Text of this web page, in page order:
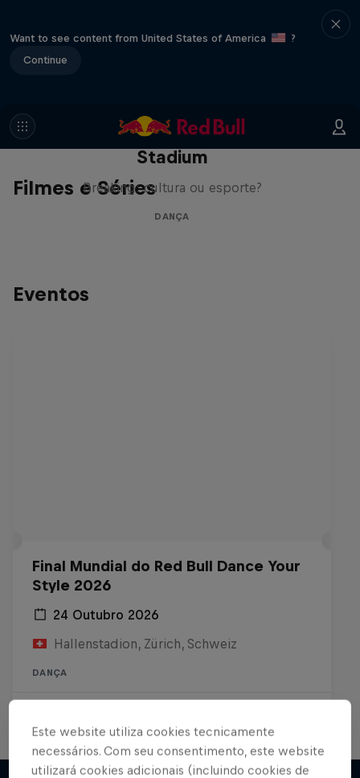
Want to see content from United States of America
?
Continue
Filmes e Séries
From the Streets to the
Stadium
Breaking: cultura ou esporte?
DANÇA
Eventos
Final Mundial do Red Bull Dance Your
Style 2026
24 Outubro 2026
Hallenstadion, Zürich, Schweiz
DANÇA
Este website utiliza cookies tecnicamente
necessários. Com seu consentimento, este website
utilizará cookies adicionais (incluindo cookies de